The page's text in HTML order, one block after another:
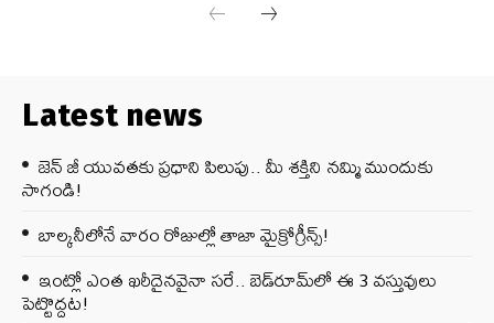
Latest news
జెన్‌ జీ యువతకు ప్రధాని పిలుపు.. మీ శక్తిని నమ్మి ముందుకు
సాగండి!
బాల్కనీలోనే వారం రోజుల్లో తాజా మైక్రోగ్రీన్స్‌!
ఇంట్లో ఎంత ఖరీదైనవైనా సరే.. బెడ్‌రూమ్‌లో ఈ 3 వస్తువులు
పెట్టొద్దట!